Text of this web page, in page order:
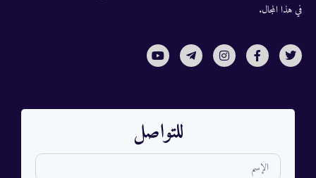
في هذا المجال.
للتواصل